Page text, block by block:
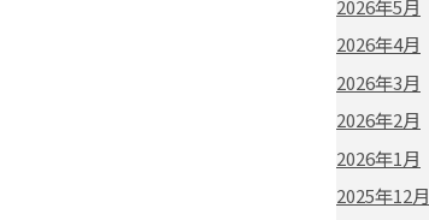
2026年5月
2026年4月
2026年3月
2026年2月
2026年1月
2025年12月